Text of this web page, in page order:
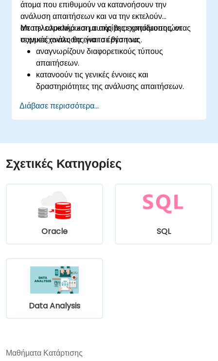
άτομα που επιθυμούν να κατανοήσουν την
ανάλυση απαιτήσεων και να την εκτελούν
αποτελεσματικά και με ακρίβεια χρησιμοποιώντας
τεχνικές ανάλυσης για τα έργα τους.
Με την ολοκλήρωση αυτής της εκπαίδευσης, οι
συμμετέχοντες θα είναι σε θέση να:
αναγνωρίζουν διαφορετικούς τύπους
απαιτήσεων.
κατανοούν τις γενικές έννοιες και
δραστηριότητες της ανάλυσης απαιτήσεων.
απαιτήσεων.
χρησιμοποιούν διαφορετικές τεχνικές
δομούν τις απαιτήσεις ώστε να επικοινωνούν
αποτελεσματικά με τους αρχιτέκτονες και τους
προγραμματιστές μέσω μιας επαναληπτικής
Διάβασε περισσότερα...
Σχετικές Κατηγορίες
Oracle SQL
Data Analysis
Μαθήματα Κατάρτισης